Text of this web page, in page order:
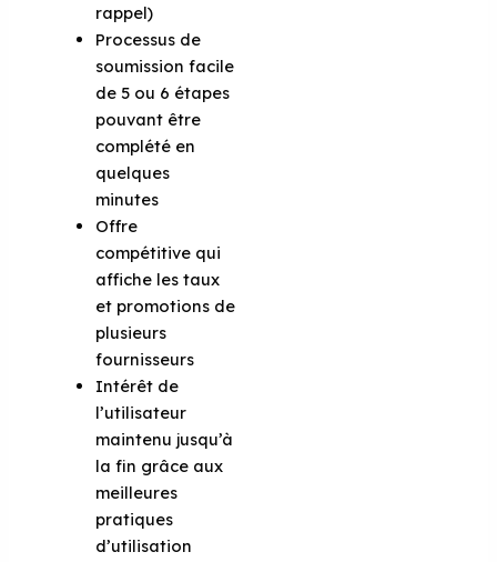
rappel)
Processus de
soumission facile
de 5 ou 6 étapes
pouvant être
complété en
quelques
minutes
Offre
compétitive qui
affiche les taux
et promotions de
plusieurs
fournisseurs
Intérêt de
l’utilisateur
maintenu jusqu’à
la fin grâce aux
meilleures
pratiques
d’utilisation